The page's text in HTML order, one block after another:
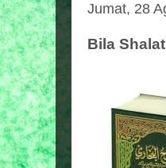
Jumat, 28
Bila